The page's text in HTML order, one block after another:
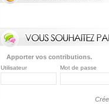
Apporter vos contributions.
Utilisateur Mot de passe